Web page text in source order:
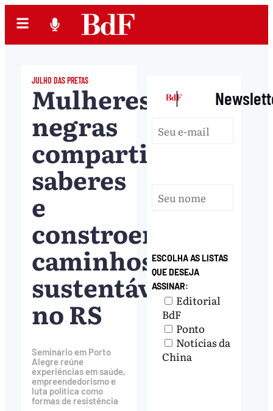
JULHO DAS PRETAS
Mulheres
negras
compartilham
saberes
e
constroem
caminhos
sustentáveis
no RS
Seminário em Porto
Alegre reúne
experiências em saúde,
empreendedorismo e
luta política como
formas de resistência
|
ESCOLHA AS LISTAS
QUE DESEJA
ASSINAR:
Editorial
BdF
Ponto
Notícias da
China